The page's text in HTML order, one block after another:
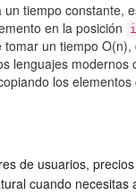
un tiempo constante,
en la posición i
un tiempo
lenguajes
los elementos
de usuarios,
cuando